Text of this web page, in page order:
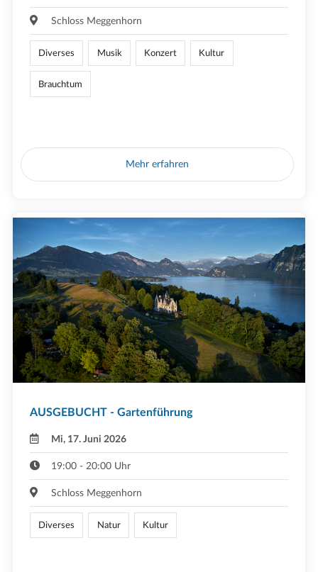
Schloss Meggenhorn
Diverses Musik Konzert Kultur
Brauchtum
Mehr erfahren
AUSGEBUCHT - Gartenführung
Mi, 17. Juni 2026
19:00 - 20:00 Uhr
Schloss Meggenhorn
Diverses Natur Kultur